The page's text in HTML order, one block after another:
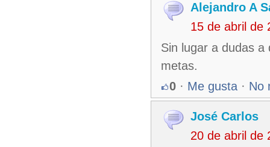
Alejandro A
15 de abril de
Sin lugar a dudas a
metas.
0 · Me gusta · No
José Carlos
20 de abril de